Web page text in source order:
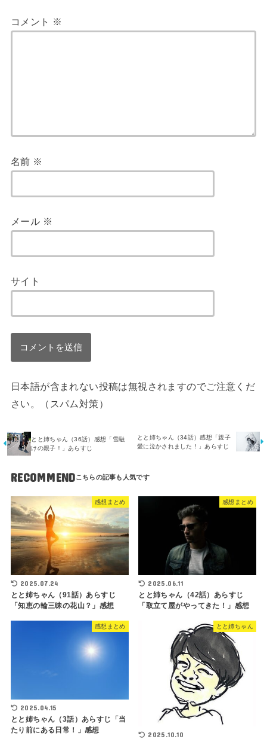
コメント ※
名前 ※
メール ※
サイト
日本語が含まれない投稿は無視されますのでご注意くだ
さい。（スパム対策）
とと姉ちゃん（36話）感想「雪融
けの親子！」あらすじ
とと姉ちゃん（34話）感想「親子
愛に泣かされました！」あらすじ
RECOMMEND
感想まとめ
2025.07.24
とと姉ちゃん（91話）あらすじ
「知恵の輪三昧の花山？」感想
感想まとめ
2025.06.11
とと姉ちゃん（42話）あらすじ
「取立て屋がやってきた！」感想
感想まとめ
2025.04.15
とと姉ちゃん（3話）あらすじ「当
たり前にある日常！」感想
とと姉ちゃん
2025.10.10